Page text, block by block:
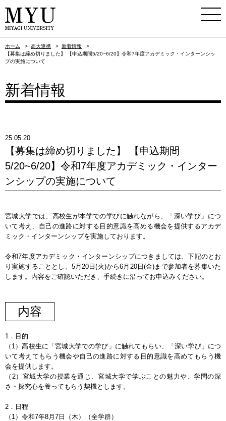
ホーム > 高大連携 > 新着情報
>
【募集は締め切りました】 【申込期間5/20~6/20】令和7年度アカデミック・インターンシッ
プの実施について
新着情報
25.05.20
【募集は締め切りました】 【申込期間
5/20~6/20】令和7年度アカデミック・インター
ンシップの実施について
宮城大学では、高校生が本学での学びに触れながら、「深い学び」につ
いて考え、自己の進路に対する目的意識を高める機会を提供するアカデ
ミック・インターンシップを実施しております。
令和7年度アカデミック・インターンシップにつきましては、下記のとお
り実施することとし、5月20日(火)から6月20日(金)まで参加者を募集いた
します。内容をご確認いただき、手続きに沿ってお申込みください。
内容
1．目的
（1）高校生に「宮城大学での学び」に触れてもらい、「深い学び」につ
いて考えてもらう機会や自己の進路に対する目的意識を高めてもらう機
会を提供します。
（2）宮城大学の授業を通じ、宮城大学で学ぶことの魅力や、学問の深
さ・探究心を養ってもらう契機とします。
2．日程
（1）令和7年8月7日（木）（全学群）